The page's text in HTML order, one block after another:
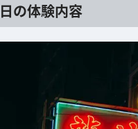
の体験内容